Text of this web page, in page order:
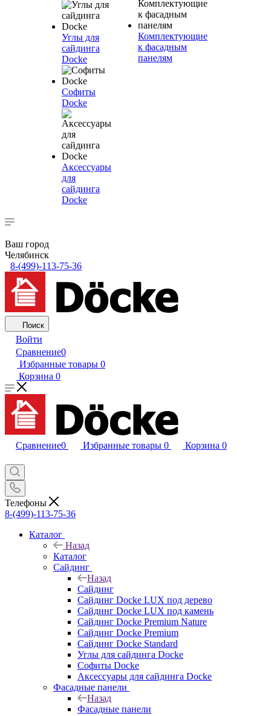
Углы для
сайдинга
Docke
Софиты
Docke
Аксессуары
для
сайдинга
Docke
Комплектующие
к фасадным
панелям
Ваш город
Челябинск
8-(499)-113-75-36
Поиск
Войти
Сравнение0
Избранные товары 0
Корзина 0
Сравнение0 Избранные товары 0 Корзина 0
Телефоны
8-(499)-113-75-36
Каталог
Назад
Каталог
Сайдинг
Назад
Сайдинг
Сайдинг Docke LUX под дерево
Сайдинг Docke LUX под камень
Сайдинг Docke Premium Nature
Сайдинг Docke Premium
Сайдинг Docke Standard
Углы для сайдинга Docke
Софиты Docke
Аксессуары для сайдинга Docke
Фасадные панели
Назад
Фасадные панели